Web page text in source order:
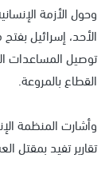
وحول الأزمة
الأحد، إسرائيل
توصيل المساعدات
القطاع بالمروعة.
وأشارت المنظمة
تقارير تفيد بمقتل